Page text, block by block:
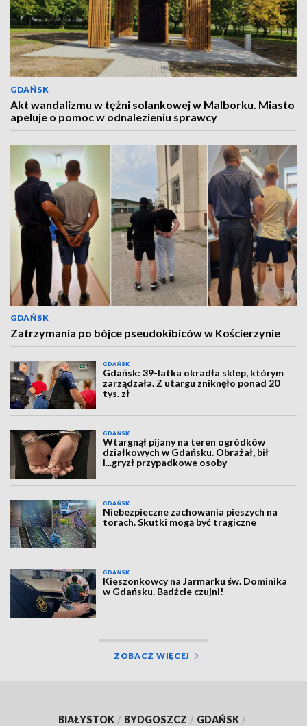
GDAŃSK
Akt wandalizmu w tężni solankowej w Malborku. Miasto
apeluje o pomoc w odnalezieniu sprawcy
GDAŃSK
Zatrzymania po bójce pseudokibiców w Kościerzynie
GDAŃSK
Gdańsk: 39-latka okradła sklep, którym
zarządzała. Z utargu zniknęło ponad 20
tys. zł
GDAŃSK
Wtargnął pijany na teren ogródków
działkowych w Gdańsku. Obrażał, bił
i...gryzł przypadkowe osoby
GDAŃSK
Niebezpieczne zachowania pieszych na
torach. Skutki mogą być tragiczne
GDAŃSK
Kieszonkowcy na Jarmarku św. Dominika
w Gdańsku. Bądźcie czujni!
ZOBACZ WIĘCEJ
BIAŁYSTOK / BYDGOSZCZ / GDAŃSK /